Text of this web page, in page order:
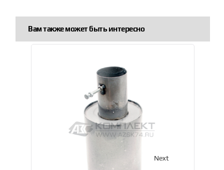
Вам также может быть интересно
Next